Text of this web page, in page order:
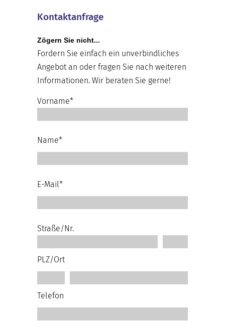
Kontaktanfrage
Zögern Sie nicht...
Fordern Sie einfach ein unverbindliches
Angebot an oder fragen Sie nach weiteren
Informationen. Wir beraten Sie gerne!
Vorname*
Name*
E-Mail*
Straße/Nr.
PLZ/Ort
Telefon